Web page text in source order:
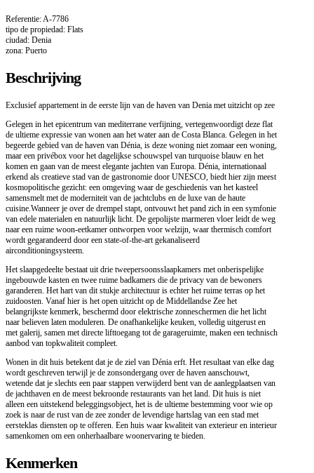
Referentie: A-7786
tipo de propiedad: Flats
ciudad: Denia
zona: Puerto
Beschrijving
Exclusief appartement in de eerste lijn van de haven van Denia met uitzicht op zee
Gelegen in het epicentrum van mediterrane verfijning, vertegenwoordigt deze flat
de ultieme expressie van wonen aan het water aan de Costa Blanca. Gelegen in het
begeerde gebied van de haven van Dénia, is deze woning niet zomaar een woning,
maar een privébox voor het dagelijkse schouwspel van turquoise blauw en het
komen en gaan van de meest elegante jachten van Europa. Dénia, internationaal
erkend als creatieve stad van de gastronomie door UNESCO, biedt hier zijn meest
kosmopolitische gezicht: een omgeving waar de geschiedenis van het kasteel
samensmelt met de moderniteit van de jachtclubs en de luxe van de haute
cuisine.Wanneer je over de drempel stapt, ontvouwt het pand zich in een symfonie
van edele materialen en natuurlijk licht. De gepolijste marmeren vloer leidt de weg
naar een ruime woon-eetkamer ontworpen voor welzijn, waar thermisch comfort
wordt gegarandeerd door een state-of-the-art gekanaliseerd
airconditioningsysteem.
Het slaapgedeelte bestaat uit drie tweepersoonsslaapkamers met onberispelijke
ingebouwde kasten en twee ruime badkamers die de privacy van de bewoners
garanderen. Het hart van dit stukje architectuur is echter het ruime terras op het
zuidoosten. Vanaf hier is het open uitzicht op de Middellandse Zee het
belangrijkste kenmerk, beschermd door elektrische zonneschermen die het licht
naar believen laten moduleren. De onafhankelijke keuken, volledig uitgerust en
met galerij, samen met directe lifttoegang tot de garageruimte, maken een technisch
aanbod van topkwaliteit compleet.
Wonen in dit huis betekent dat je de ziel van Dénia erft. Het resultaat van elke dag
wordt geschreven terwijl je de zonsondergang over de haven aanschouwt,
wetende dat je slechts een paar stappen verwijderd bent van de aanlegplaatsen van
de jachthaven en de meest bekroonde restaurants van het land. Dit huis is niet
alleen een uitstekend beleggingsobject, het is de ultieme bestemming voor wie op
zoek is naar de rust van de zee zonder de levendige hartslag van een stad met
eersteklas diensten op te offeren. Een huis waar kwaliteit van exterieur en interieur
samenkomen om een onherhaalbare woonervaring te bieden.
Kenmerken